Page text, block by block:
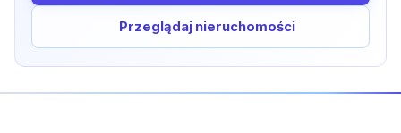
Przeglądaj nieruchomości